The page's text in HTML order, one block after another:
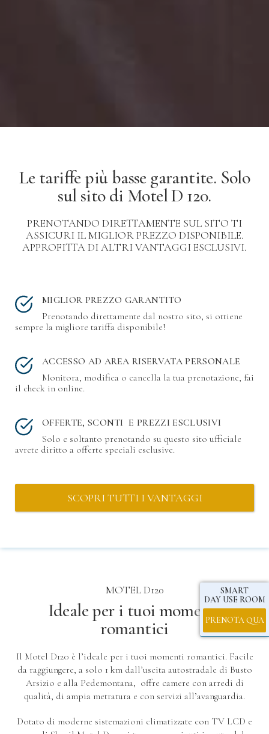
Le tariffe più basse garantite. Solo
sul sito di Motel D 120.
PRENOTANDO DIRETTAMENTE SUL SITO TI
ASSICURI IL MIGLIOR PREZZO DISPONIBILE.
APPROFITTA DI ALTRI VANTAGGI ESCLUSIVI.
MIGLIOR PREZZO GARANTITO
Prenotando direttamente dal nostro sito, si ottiene
sempre la migliore tariffa disponibile!
ACCESSO AD AREA RISERVATA PERSONALE
Monitora, modifica o cancella la tua prenotazione, fai
il check in online.
OFFERTE, SCONTI E PREZZI ESCLUSIVI
Solo e soltanto prenotando su questo sito ufficiale
avrete diritto a offerte speciali esclusive.
SCOPRI TUTTI I VANTAGGI
MOTEL D120
Ideale per i tuoi momenti
romantici
Il Motel D120 è l’ideale per i tuoi momenti romantici. Facile
da raggiungere, a solo 1 km dall’uscita autostradale di Busto
Arsizio e alla Pedemontana, offre camere con arredi di
qualità, di ampia metratura e con servizi all’avanguardia.
Dotato di moderne sistemazioni climatizzate con TV LCD e
SMART
DAY USE ROOM
PRENOTA QUA